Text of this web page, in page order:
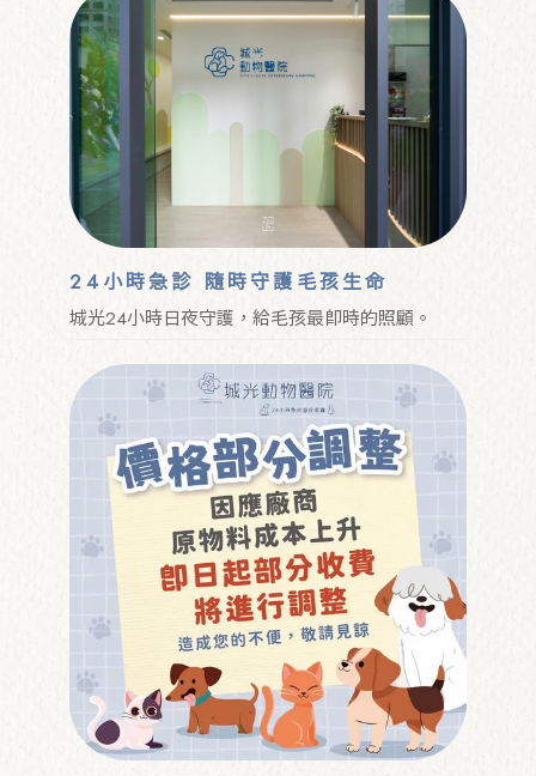
24小時急診 隨時守護毛孩生命
城光24小時日夜守護，給毛孩最即時的照顧。